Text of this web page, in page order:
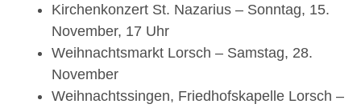
Kirchenkonzert St. Nazarius – Sonntag, 15.
November, 17 Uhr
Weihnachtsmarkt Lorsch – Samstag, 28.
November
Weihnachtssingen, Friedhofskapelle Lorsch –